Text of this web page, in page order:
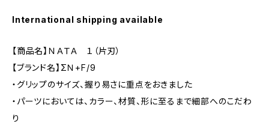
International shipping available
【商品名】ＮＡＴＡ １（片刃）
【ブランド名】ΣＮ+F/9
・グリップのサイズ、握り易さに重点をおきました
・パーツにおいては、カラー、材質、形に至るまで細部へのこだわ
り